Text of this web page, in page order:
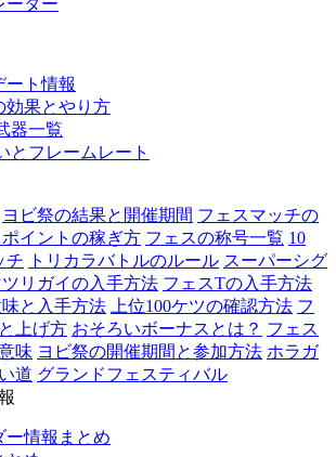
ーター
ート情報
効果とやり方
器一覧
とフレームレート
ヨビ祭の結果と開催期間 フェスマッチの
イントの稼ぎ方 フェスの称号一覧 10
チ
トリカラバトルのルール スーパーシグ
リガイの入手方法 フェスTの入手方法
と入手方法 上位100ケツの確認方法 フ
上げ方 おそろいボーナスとは？ フェス
味 ヨビ祭の開催期間と参加方法 ホラガ
道 グランドフェスティバル
ー情報まとめ